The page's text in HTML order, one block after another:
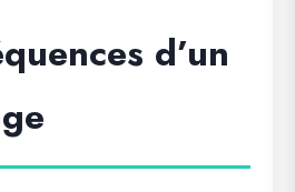
d’un